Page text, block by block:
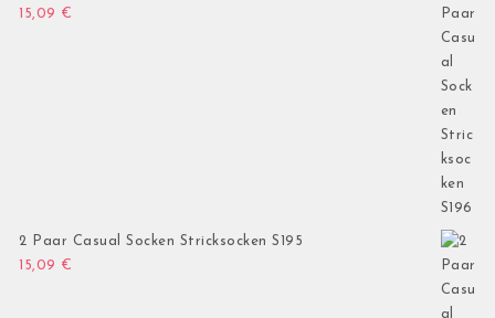
15,09 €
2 Paar Casual Socken Stricksocken S195
15,09 €